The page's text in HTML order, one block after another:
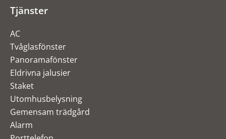
Tjänster
AC
Tvåglasfönster
Panoramafönster
Eldrivna jalusier
Staket
Utomhusbelysning
Gemensam trädgård
Alarm